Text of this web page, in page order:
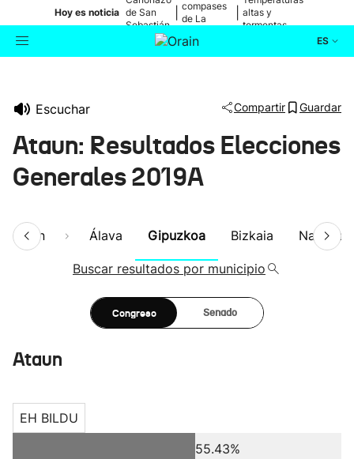
Hoy es noticia de San
Sebastián
compases
de La
altas y
tormentas
ES
Cultura
Escuchar Compartir Guardar
Ataun: Resultados Elecciones
Generales 2019A
Álava Gipuzkoa Bizkaia Navarra
Buscar resultados por municipio
Congreso Senado
Ataun
EH BILDU
55.43%